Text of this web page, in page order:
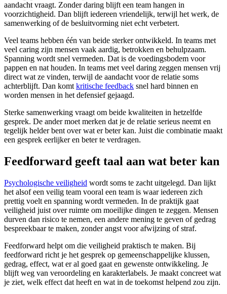
aandacht vraagt. Zonder daring blijft een team hangen in
voorzichtigheid. Dan blijft iedereen vriendelijk, terwijl het werk, de
samenwerking of de besluitvorming niet echt verbetert.
Veel teams hebben één van beide sterker ontwikkeld. In teams met
veel caring zijn mensen vaak aardig, betrokken en behulpzaam.
Spanning wordt snel vermeden. Dat is de voedingsbodem voor
pappen en nat houden. In teams met veel daring zeggen mensen vrij
direct wat ze vinden, terwijl de aandacht voor de relatie soms
achterblijft. Dan komt kritische feedback snel hard binnen en
worden mensen in het defensief gejaagd.
Sterke samenwerking vraagt om beide kwaliteiten in hetzelfde
gesprek. De ander moet merken dat je de relatie serieus neemt en
tegelijk helder bent over wat er beter kan. Juist die combinatie maakt
een gesprek eerlijker en beter te verdragen.
Feedforward geeft taal aan wat beter kan
Psychologische veiligheid wordt soms te zacht uitgelegd. Dan lijkt
het alsof een veilig team vooral een team is waar iedereen zich
prettig voelt en spanning wordt vermeden. In de praktijk gaat
veiligheid juist over ruimte om moeilijke dingen te zeggen. Mensen
durven dan risico te nemen, een andere mening te geven of gedrag
bespreekbaar te maken, zonder angst voor afwijzing of straf.
Feedforward helpt om die veiligheid praktisch te maken. Bij
feedforward richt je het gesprek op gemeenschappelijke klussen,
gedrag, effect, wat er al goed gaat en gewenste ontwikkeling. Je
blijft weg van veroordeling en karakterlabels. Je maakt concreet wat
je ziet, welk effect dat heeft en wat in de toekomst helpend zou zijn.